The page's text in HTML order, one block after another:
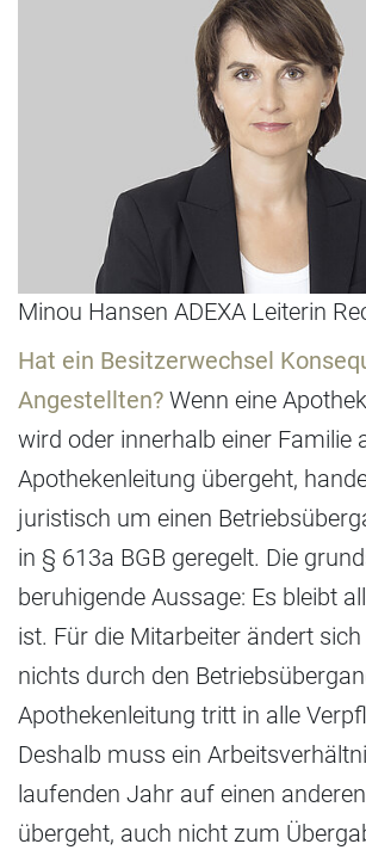
Minou Hansen ADEXA Leiterin
Hat ein Besitzerwechsel
Angestellten? Wenn eine
wird oder innerhalb einer Familie
Apothekenleitung übergeht,
juristisch um einen
in § 613a BGB geregelt. Die
beruhigende Aussage: Es bleibt
ist. Für die Mitarbeiter ändert
nichts durch den
Apothekenleitung tritt in alle
Deshalb muss ein
laufenden Jahr auf einen
übergeht, auch nicht zum